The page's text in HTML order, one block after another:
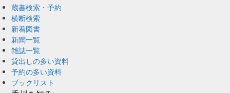
蔵書検索・予約
横断検索
新着図書
新聞一覧
雑誌一覧
貸出しの多い資料
予約の多い資料
ブックリスト